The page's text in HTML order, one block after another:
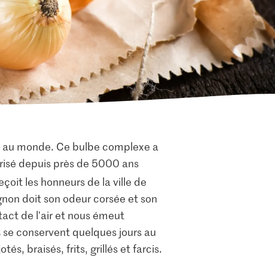
monde. Ce bulbe complexe a
depuis près de 5000 ans
les honneurs de la ville de
doit son odeur corsée et son
de l'air et nous émeut
conservent quelques jours au
braisés, frits, grillés et farcis.